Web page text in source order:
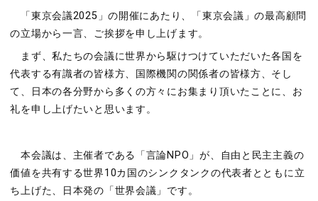
「東京会議2025」の開催にあたり、「東京会議」の最高顧問
の立場から一言、ご挨拶を申し上げます。
まず、私たちの会議に世界から駆けつけていただいた各国を
代表する有識者の皆様方、国際機関の関係者の皆様方、そし
て、日本の各分野から多くの方々にお集まり頂いたことに、お
礼を申し上げたいと思います。
本会議は、主催者である「言論NPO」が、自由と民主主義の
価値を共有する世界10カ国のシンクタンクの代表者とともに立
ち上げた、日本発の「世界会議」です。